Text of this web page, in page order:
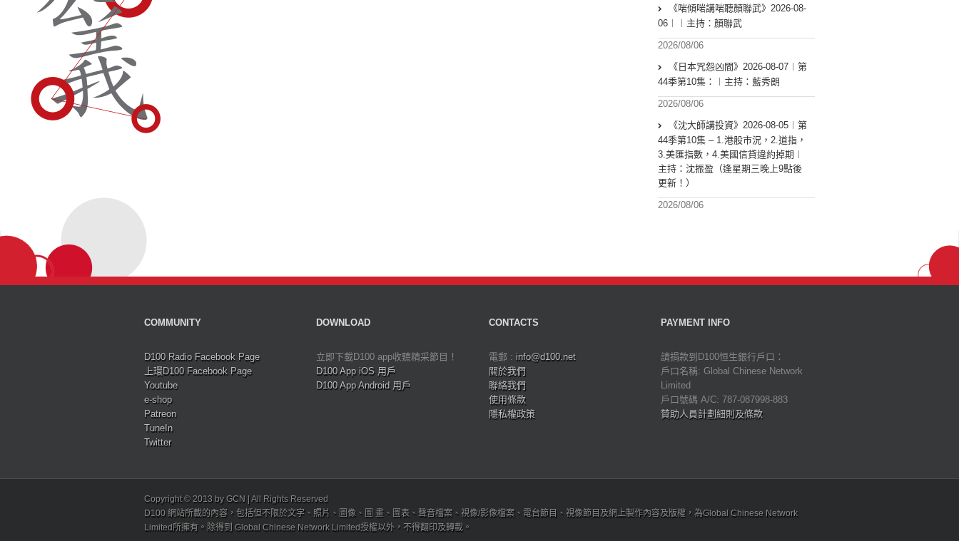
《啱傾啱講啱聽顏聯武》2026-08-
06︱︱主持：顏聯武
2026/08/06
《日本咒怨凶間》2026-08-07︱第
44季第10集：︱主持：藍秀朗
2026/08/06
《沈大師講投資》2026-08-05︱第
44季第10集 – 1.港股市況，2.道指，
3.美匯指數，4.美國信貸違約掉期︱
主持：沈振盈（逢星期三晚上9點後
更新！）
2026/08/06
COMMUNITY
D100 Radio Facebook Page
上環D100 Facebook Page
Youtube
e-shop
Patreon
TuneIn
Twitter
DOWNLOAD
立即下載D100 app收聽精采節目！
D100 App iOS 用戶
D100 App Android 用戶
CONTACTS
電郵 : info@d100.net
關於我們
聯絡我們
使用條款
隱私權政策
PAYMENT INFO
請捐款到D100恒生銀行戶口：
戶口名稱: Global Chinese Network
Limited
戶口號碼 A/C: 787-087998-883
贊助人員計劃細則及條款
Copyright © 2013 by GCN | All Rights Reserved
D100 網站所載的內容，包括但不限於文字、照片、圖像、圖 畫、圖表、聲音檔案、視像/影像檔案、電台節目、視像節目及網上製作內容及版權，為Global Chinese Network
Limited所擁有。除得到 Global Chinese Network Limited授權以外，不得翻印及轉載。